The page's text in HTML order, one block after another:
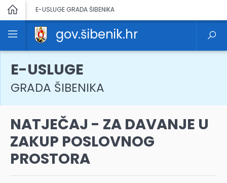
E-USLUGE GRADA ŠIBENIKA
gov.šibenik.hr
E-USLUGE
GRADA ŠIBENIKA
NATJEČAJ - ZA DAVANJE U
ZAKUP POSLOVNOG
PROSTORA